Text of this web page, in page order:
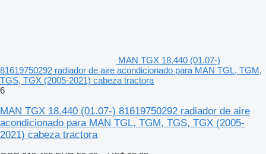
MAN TGX 18.440 (01.07-)
81619750292 radiador de aire acondicionado para MAN TGL, TGM,
TGS, TGX (2005-2021) cabeza tractora
6
MAN TGX 18.440 (01.07-) 81619750292 radiador de aire
acondicionado para MAN TGL, TGM, TGS, TGX (2005-
2021) cabeza tractora